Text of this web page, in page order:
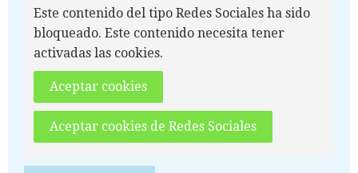
Este contenido del tipo Redes Sociales ha sido
bloqueado. Este contenido necesita tener
activadas las cookies.
Aceptar cookies
Aceptar cookies de Redes Sociales